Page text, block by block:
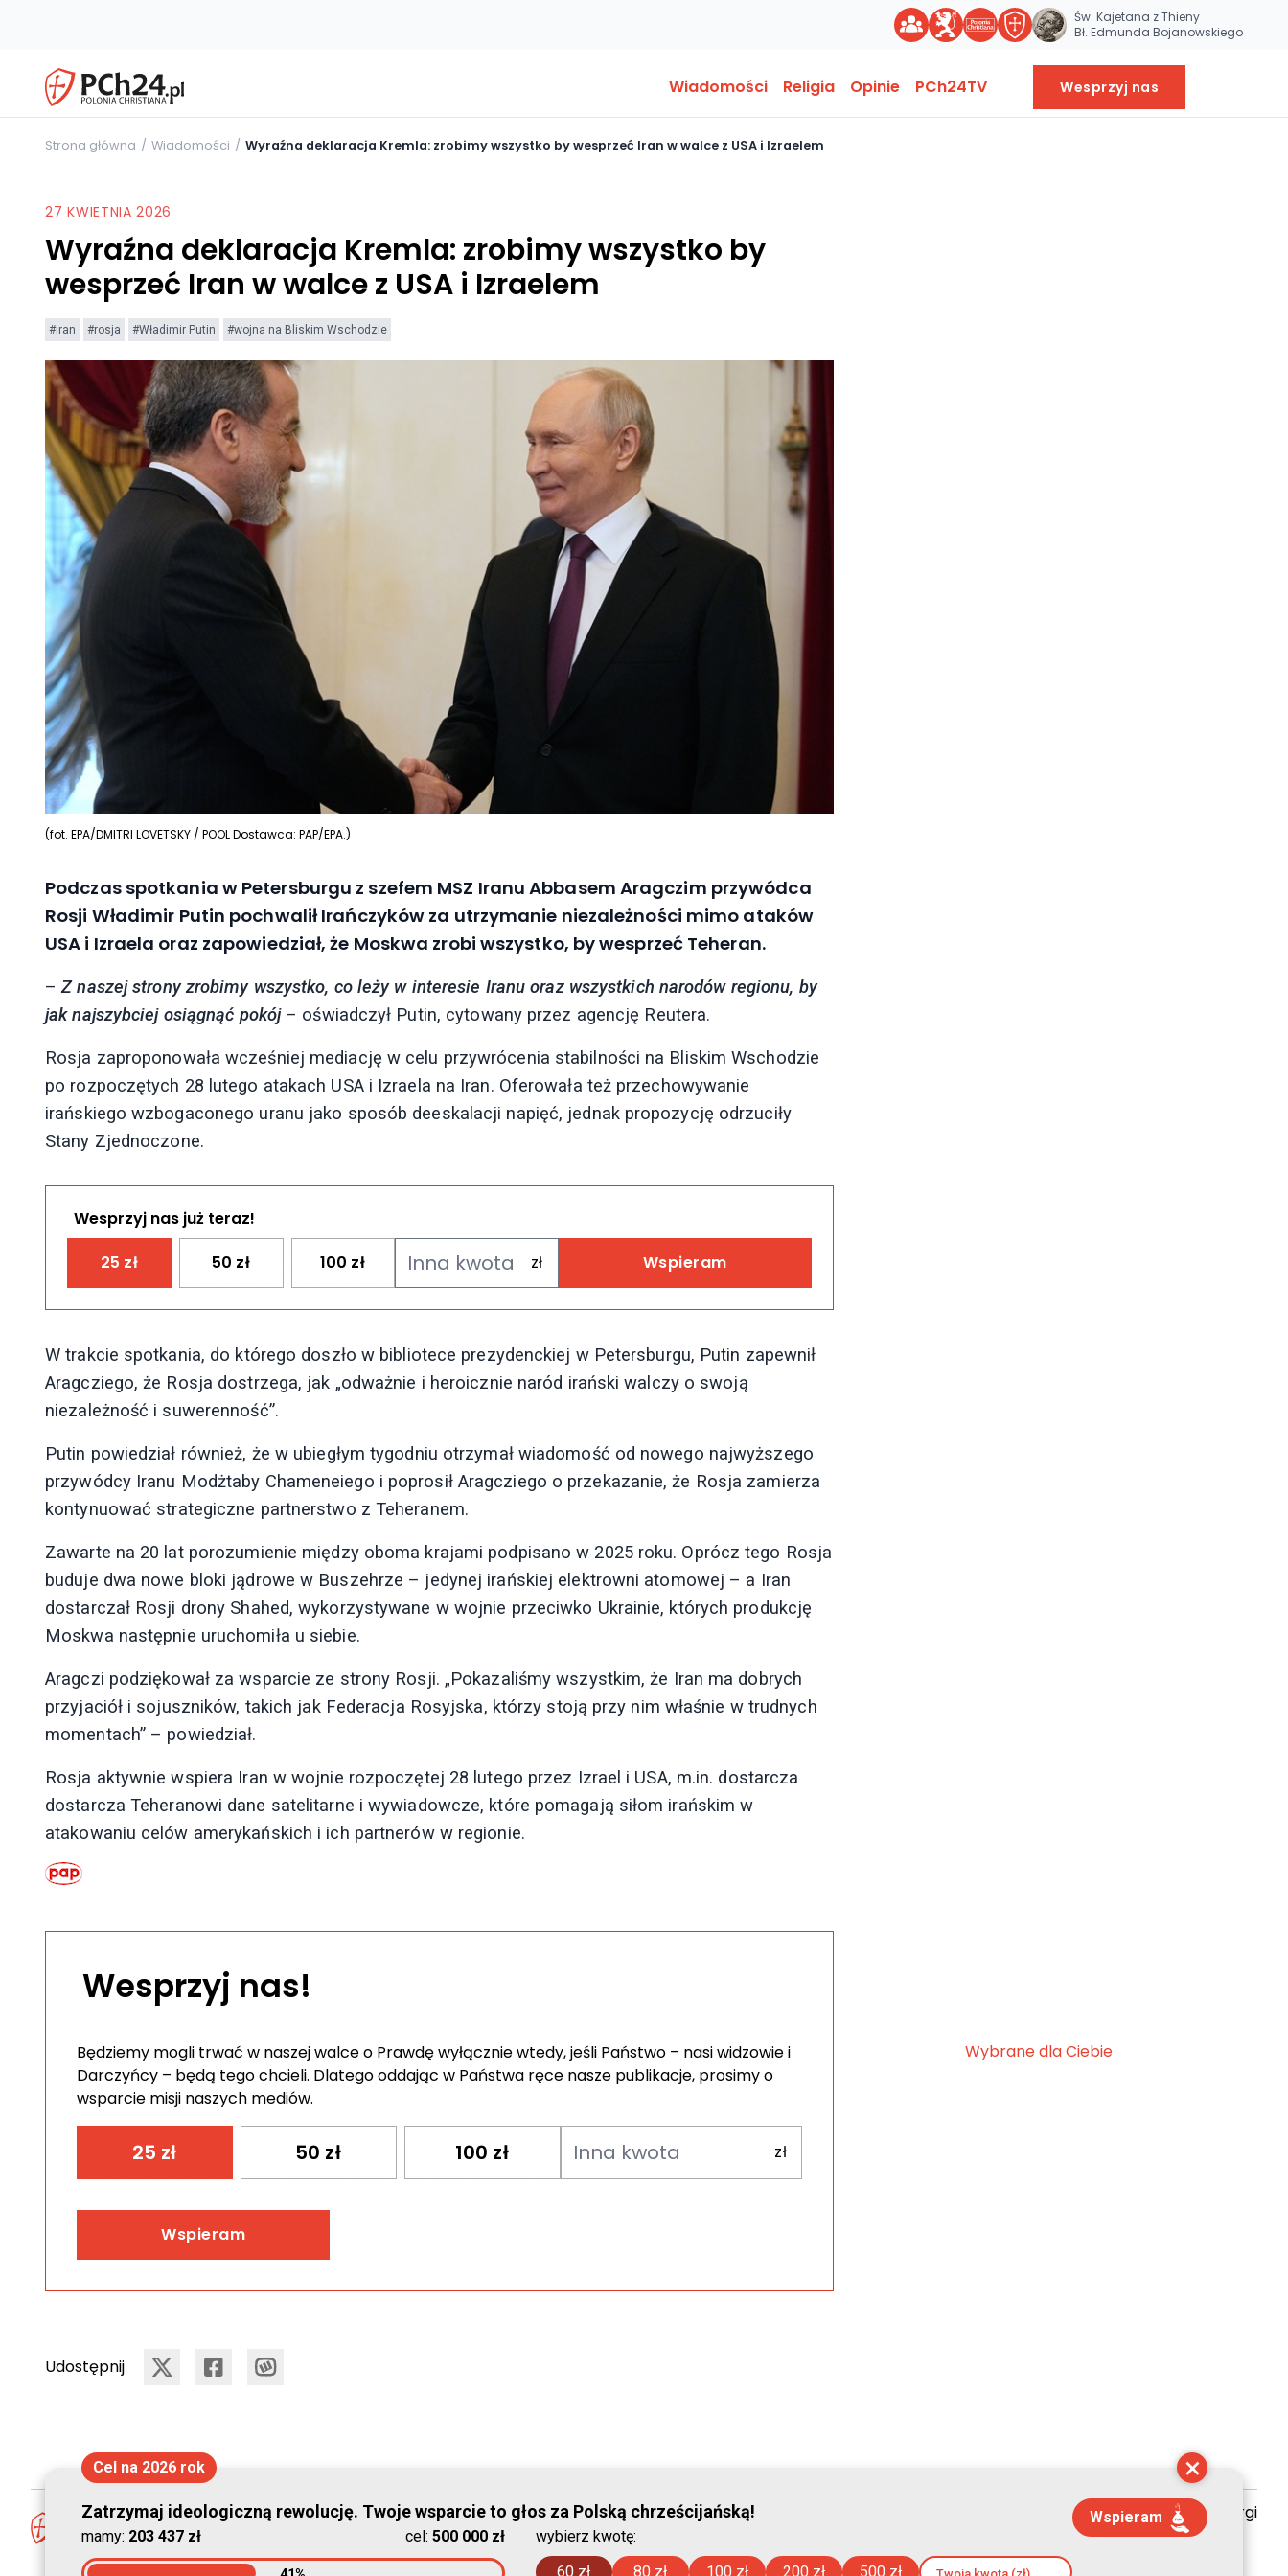
Św. Kajetana z Thieny
Bł. Edmunda Bojanowskiego
Wiadomości Religia Opinie PCh24TV Wesprzyj nas
Strona główna Wiadomości Wyraźna deklaracja Kremla: zrobimy wszystko by wesprzeć Iran w walce z USA i Izraelem
27 KWIETNIA 2026
Wyraźna deklaracja Kremla: zrobimy wszystko by
wesprzeć Iran w walce z USA i Izraelem
#iran #rosja #Władimir Putin #wojna na Bliskim Wschodzie
(fot. EPA/DMITRI LOVETSKY / POOL Dostawca: PAP/EPA.)
Podczas spotkania w Petersburgu z szefem MSZ Iranu Abbasem Aragczim przywódca
Rosji Władimir Putin pochwalił Irańczyków za utrzymanie niezależności mimo ataków
USA i Izraela oraz zapowiedział, że Moskwa zrobi wszystko, by wesprzeć Teheran.
– Z naszej strony zrobimy wszystko, co leży w interesie Iranu oraz wszystkich narodów regionu, by
jak najszybciej osiągnąć pokój– oświadczył Putin, cytowany przez agencję Reutera.
Rosja zaproponowała wcześniej mediację w celu przywrócenia stabilności na Bliskim Wschodzie
po rozpoczętych 28 lutego atakach USA i Izraela na Iran. Oferowała też przechowywanie
irańskiego wzbogaconego uranu jako sposób deeskalacji napięć, jednak propozycję odrzuciły
Stany Zjednoczone.
Wesprzyj nas już teraz!
25 zł 50 zł 100 zł Wspieram
W trakcie spotkania, do którego doszło w bibliotece prezydenckiej w Petersburgu, Putin zapewnił
Aragcziego, że Rosja dostrzega, jak „odważnie i heroicznie naród irański walczy o swoją
niezależność i suwerenność”.
Putin powiedział również, że w ubiegłym tygodniu otrzymał wiadomość od nowego najwyższego
przywódcy Iranu Modżtaby Chameneiego i poprosił Aragcziego o przekazanie, że Rosja zamierza
kontynuować strategiczne partnerstwo z Teheranem.
Zawarte na 20 lat porozumienie między oboma krajami podpisano w 2025 roku. Oprócz tego Rosja
buduje dwa nowe bloki jądrowe w Buszehrze – jedynej irańskiej elektrowni atomowej – a Iran
dostarczał Rosji drony Shahed, wykorzystywane w wojnie przeciwko Ukrainie, których produkcję
Moskwa następnie uruchomiła u siebie.
Aragczi podziękował za wsparcie ze strony Rosji. „Pokazaliśmy wszystkim, że Iran ma dobrych
przyjaciół i sojuszników, takich jak Federacja Rosyjska, którzy stoją przy nim właśnie w trudnych
momentach” – powiedział.
Rosja aktywnie wspiera Iran w wojnie rozpoczętej 28 lutego przez Izrael i USA, m.in. dostarcza
dostarcza Teheranowi dane satelitarne i wywiadowcze, które pomagają siłom irańskim w
atakowaniu celów amerykańskich i ich partnerów w regionie.
Wesprzyj nas!
Będziemy mogli trwać w naszej walce o Prawdę wyłącznie wtedy, jeśli Państwo – nasi widzowie i
Darczyńcy – będą tego chcieli. Dlatego oddając w Państwa ręce nasze publikacje, prosimy o
wsparcie misji naszych mediów.
25 zł 50 zł 100 zł
Wspieram
Udostępnij
Wybrane dla Ciebie
© Stowarzyszenie Kultury Chrześcijańskiej im. ks. Piotra Skargi
×
Cel na 2026 rok
Zatrzymaj ideologiczną rewolucję. Twoje wsparcie to głos za Polską chrześcijańską!
mamy: 203 437 zł cel: 500 000 zł
wybierz kwotę:
60 zł
80 zł 100 zł 200 zł 500 zł
Wspieram